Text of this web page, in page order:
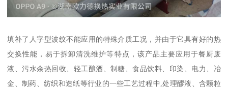
填补了人字型波纹不能应用的特殊介质工况，并由于它具有好的热
交换性能，易于拆卸清洗维护等特点，该产品主要应用于餐厨废
液、污水余热回收、轻工酿酒、制糖、食品饮料、印染、电力、冶
金、制药、纺织和造纸等行业的一些工艺过程中,处理醪液、含颗粒